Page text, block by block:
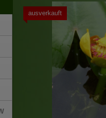
ausverkauft